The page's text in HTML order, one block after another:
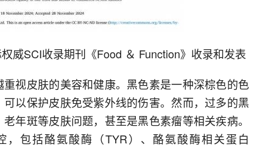
威SCI收录期刊《Food ＆ Function》收录和发表
视皮肤的美容和健康。黑色素是一种深棕色的色
以保护皮肤免受紫外线的伤害。然而，过多的黑
年斑等皮肤问题，甚至是黑色素瘤等相关疾病。
包括酪氨酸酶（TYR）、酪氨酸酶相关蛋白